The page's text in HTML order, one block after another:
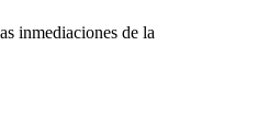
inmediaciones de la